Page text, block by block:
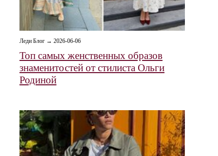
Леди Блог → 2026-06-06
Топ самых женственных образов
знаменитостей от стилиста Ольги
Родиной